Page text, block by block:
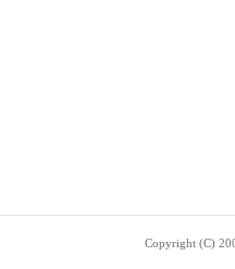
Copyright (C)